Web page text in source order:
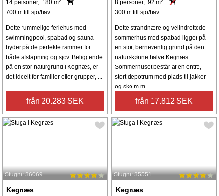
14 personer, 180 m²
700 m till sjö/hav:.
Dette rummelige feriehus med
swimmingpool, spabad og sauna
byder på de perfekte rammer for
både afslapning og sjov. Beliggende
på en stor naturgrund i Kegnæs, er
det ideelt for familier eller grupper, ...
från 20.283 SEK
8 personer, 92 m²
300 m till sjö/hav:.
Dette strandnære og velindrettede
sommerhus med spabad ligger på
en stor, børnevenlig grund på den
naturskønne halvø Kegnæs.
Sommerhuset består af en entre,
stort depotrum med plads til jakker
og sko m.m. ...
från 17.812 SEK
Stugnr: 36069
Kegnæs
Stugnr: 35551
Kegnæs